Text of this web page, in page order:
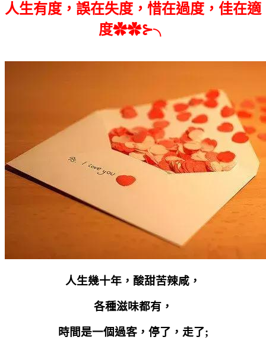
人生有度，誤在失度，惜在過度，佳在適
度✿✿⊱╮
人生幾十年，酸甜苦辣咸，
各種滋味都有，
時間是一個過客，停了，走了;